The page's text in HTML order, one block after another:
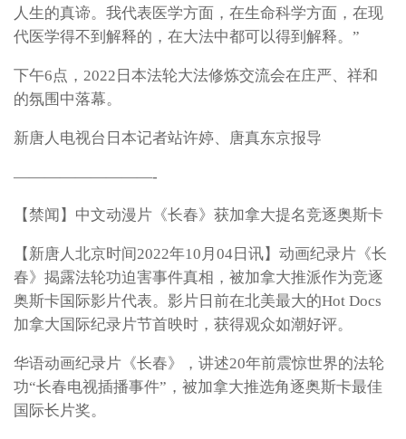
人生的真谛。我代表医学方面，在生命科学方面，在现
代医学得不到解释的，在大法中都可以得到解释。”
下午6点，2022日本法轮大法修炼交流会在庄严、祥和
的氛围中落幕。
新唐人电视台日本记者站许婷、唐真东京报导
—————————-
【禁闻】中文动漫片《长春》获加拿大提名竞逐奥斯卡
【新唐人北京时间2022年10月04日讯】动画纪录片《长
春》揭露法轮功迫害事件真相，被加拿大推派作为竞逐
奥斯卡国际影片代表。影片日前在北美最大的Hot Docs
加拿大国际纪录片节首映时，获得观众如潮好评。
华语动画纪录片《长春》，讲述20年前震惊世界的法轮
功“长春电视插播事件”，被加拿大推选角逐奥斯卡最佳
国际长片奖。